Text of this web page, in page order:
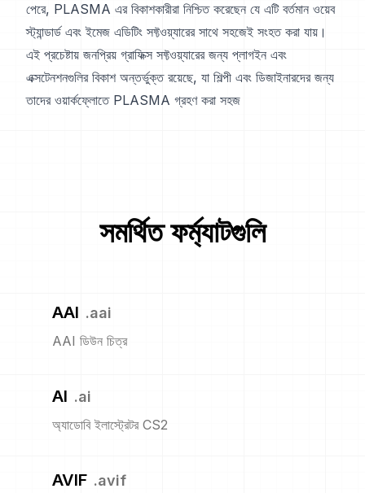
পেরে, PLASMA এর বিকাশকারীরা নিশ্চিত করেছেন যে এটি বর্তমান ওয়েব
স্ট্যান্ডার্ড এবং ইমেজ এডিটিং সফ্টওয়্যারের সাথে সহজেই সংহত করা যায়।
এই প্রচেষ্টায় জনপ্রিয় গ্রাফিক্স সফ্টওয়্যারের জন্য প্লাগইন এবং
এক্সটেনশনগুলির বিকাশ অন্তর্ভুক্ত রয়েছে, যা শিল্পী এবং ডিজাইনারদের জন্য
তাদের ওয়ার্কফ্লোতে PLASMA গ্রহণ করা সহজ
সমর্থিত ফর্ম্যাটগুলি
AAI .aai
AAI ডিউন চিত্র
AI .ai
অ্যাডোবি ইলাস্ট্রেটর CS2
AVIF .avif